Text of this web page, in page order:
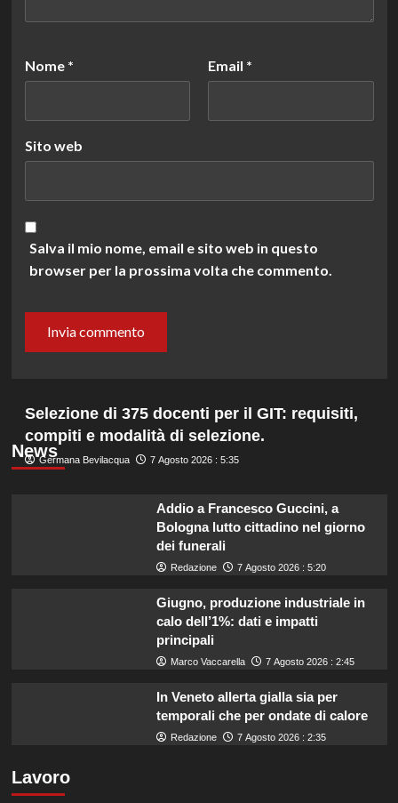
Nome * Email *
Sito web
Salva il mio nome, email e sito web in questo
browser per la prossima volta che commento.
News
Selezione di 375 docenti per il GIT: requisiti,
compiti e modalità di selezione.
Germana Bevilacqua 7 Agosto 2026 : 5:35
Addio a Francesco Guccini, a
Bologna lutto cittadino nel giorno
dei funerali
Redazione 7 Agosto 2026 : 5:20
Giugno, produzione industriale in
calo dell’1%: dati e impatti
principali
Marco Vaccarella 7 Agosto 2026 : 2:45
In Veneto allerta gialla sia per
temporali che per ondate di calore
Redazione 7 Agosto 2026 : 2:35
Lavoro